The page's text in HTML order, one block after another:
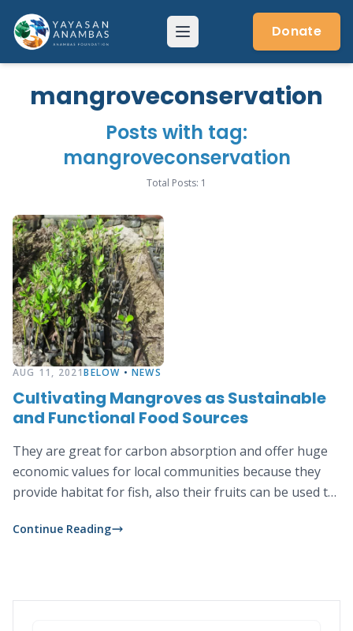
content
Menu Donate
mangroveconservation
Posts with tag:
mangroveconservation
Total Posts: 1
AUG 11, 2021BELOW •NEWS
Cultivating Mangroves as Sustainable
and Functional Food Sources
They are great for carbon absorption and offer huge
economic values for local communities because they
provide habitat for fish, also their fruits can be used to
Continue Reading